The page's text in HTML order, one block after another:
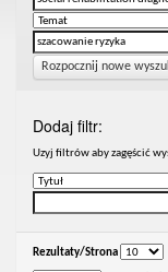
Rozpocznij nowe
Dodaj filtr:
Uzyj filtrów aby zagęścić
Rezultaty/Strona